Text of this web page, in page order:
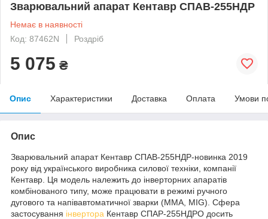
Зварювальний апарат Кентавр СПАВ-255НДР
Немає в наявності
Код: 87462N
Роздріб
5 075 ₴
Опис Характеристики Доставка Оплата Умови
Опис
Зварювальний апарат Кентавр СПАВ-255НДР-новинка 2019
року від українського виробника силової техніки, компанії
Кентавр. Ця модель належить до інверторних апаратів
комбінованого типу, може працювати в режимі ручного
дугового та напівавтоматичної зварки (MMA, MIG). Сфера
застосування інвертора Кентавр СПАР-255НДРО досить